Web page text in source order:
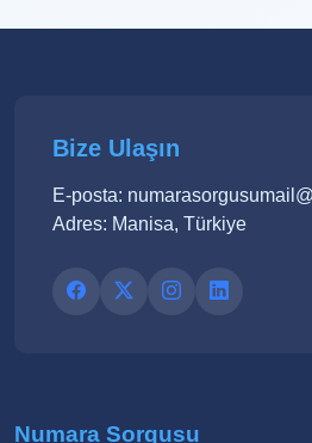
Bize Ulaşın
E-posta:
Adres: Manisa, Türkiye
Numara Sorgusu